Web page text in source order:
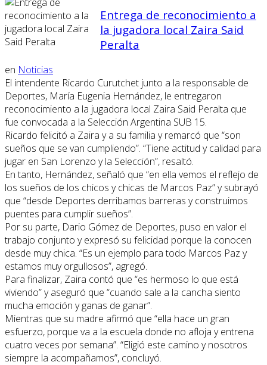
Entrega de reconocimiento a
la jugadora local Zaira Said
Peralta
en Noticias
El intendente Ricardo Curutchet junto a la responsable de
Deportes, María Eugenia Hernández, le entregaron
reconocimiento a la jugadora local Zaira Said Peralta que
fue convocada a la Selección Argentina SUB 15.
Ricardo felicitó a Zaira y a su familia y remarcó que “son
sueños que se van cumpliendo”. “Tiene actitud y calidad para
jugar en San Lorenzo y la Selección”, resaltó.
En tanto, Hernández, señaló que “en ella vemos el reflejo de
los sueños de los chicos y chicas de Marcos Paz” y subrayó
que “desde Deportes derribamos barreras y construimos
puentes para cumplir sueños”.
Por su parte, Dario Gómez de Deportes, puso en valor el
trabajo conjunto y expresó su felicidad porque la conocen
desde muy chica. “Es un ejemplo para todo Marcos Paz y
estamos muy orgullosos”, agregó.
Para finalizar, Zaira contó que “es hermoso lo que está
viviendo” y aseguró que “cuando sale a la cancha siento
mucha emoción y ganas de ganar”.
Mientras que su madre afirmó que “ella hace un gran
esfuerzo, porque va a la escuela donde no afloja y entrena
cuatro veces por semana”. “Eligió este camino y nosotros
siempre la acompañamos”, concluyó.